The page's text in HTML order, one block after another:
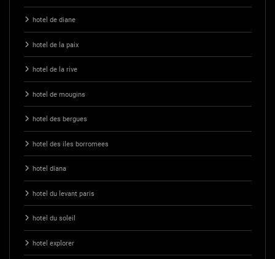
hotel de diane
hotel de la paix
hotel de la rive
hotel de mougins
hotel des bergues
hotel des iles borromees
hotel diana
hotel du levant paris
hotel du soleil
hotel explorer